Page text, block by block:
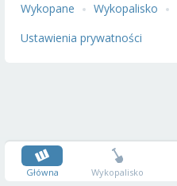
Wykopane
Wykopalisko
Ustawienia prywatności
Główna Wykopalisko